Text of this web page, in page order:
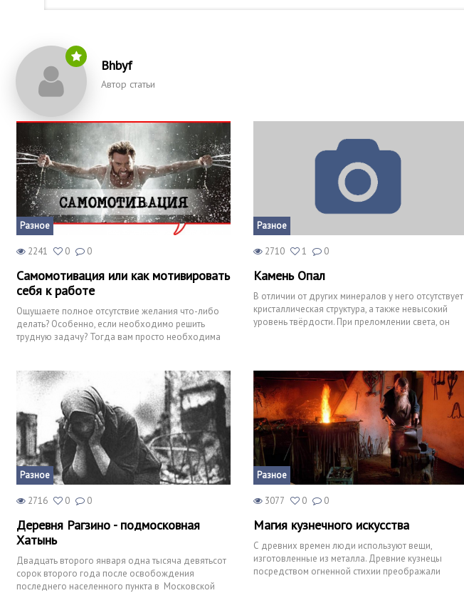
Bhbyf
Автор статьи
Разное
2241 0 0
Самомотивация или как мотивировать
себя к работе
Ощущаете полное отсутствие желания что-либо
делать? Особенно, если необходимо решить
трудную задачу? Тогда вам просто необходима
Разное
2710 1 0
Камень Опал
В отличии от других минералов у него отсутствует
кристаллическая структура, а также невысокий
уровень твёрдости. При преломлении света, он
Разное
2716 0 0
Деревня Рагзино - подмосковная
Хатынь
Двадцать второго января одна тысяча девятьсот
сорок второго года после освобождения
последнего населенного пункта в Московской
Разное
3077 0 0
Магия кузнечного искусства
С древних времен люди используют вещи,
изготовленные из металла. Древние кузнецы
посредством огненной стихии преображали